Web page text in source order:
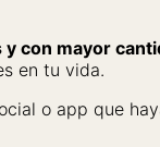
con mayor
en tu vida.
o app que